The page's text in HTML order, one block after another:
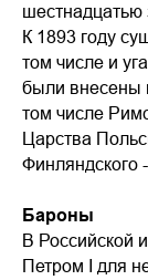
К 1893 году
том числе и
были внесены
том числе
Царства
Финляндского -
Бароны
В Российской
Петром I для